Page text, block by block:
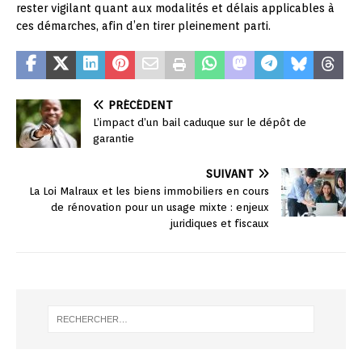
rester vigilant quant aux modalités et délais applicables à
ces démarches, afin d’en tirer pleinement parti.
PRÉCÉDENT
L’impact d’un bail caduque sur le dépôt de
garantie
SUIVANT
La Loi Malraux et les biens immobiliers en cours
de rénovation pour un usage mixte : enjeux
juridiques et fiscaux